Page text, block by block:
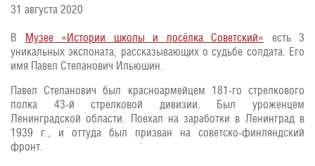
31 августа 2020
В Музее «Истории школы и посёлка Советский» есть 3
уникальных экспоната, рассказывающих о судьбе солдата. Его
имя Павел Степанович Ильюшин.
Павел Степанович был красноармейцем 181-го стрелкового
полка 43-й стрелковой дивизии. Был уроженцем
Ленинградской области. Поехал на заработки в Ленинград в
1939 г., и оттуда был призван на советско-финляндский
фронт.